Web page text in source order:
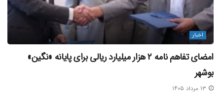
منبع خبر
اخبار
امضای تفاهم‌ نامه ۲ هزار میلیارد ریالی برای پایانه «نگین»
بوشهر